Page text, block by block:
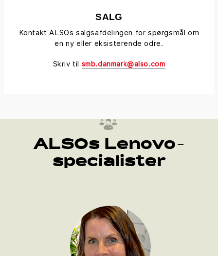
SALG
Kontakt ALSOs salgsafdelingen for spørgsmål om
en ny eller eksisterende odre.
Skriv til smb.danmark@also.com
ALSOs Lenovo-
specialister